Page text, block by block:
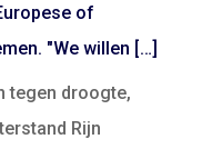
of
"We willen […]
tegen droogte,
Rijn